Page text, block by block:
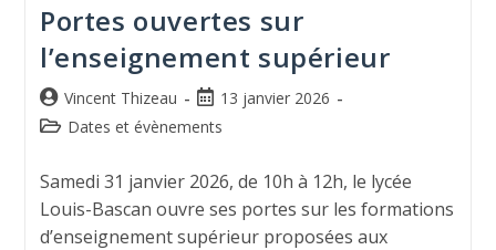
Portes ouvertes sur
l’enseignement supérieur
Vincent Thizeau
13 janvier 2026
Dates et évènements
Samedi 31 janvier 2026, de 10h à 12h, le lycée
Louis-Bascan ouvre ses portes sur les formations
d’enseignement supérieur proposées aux